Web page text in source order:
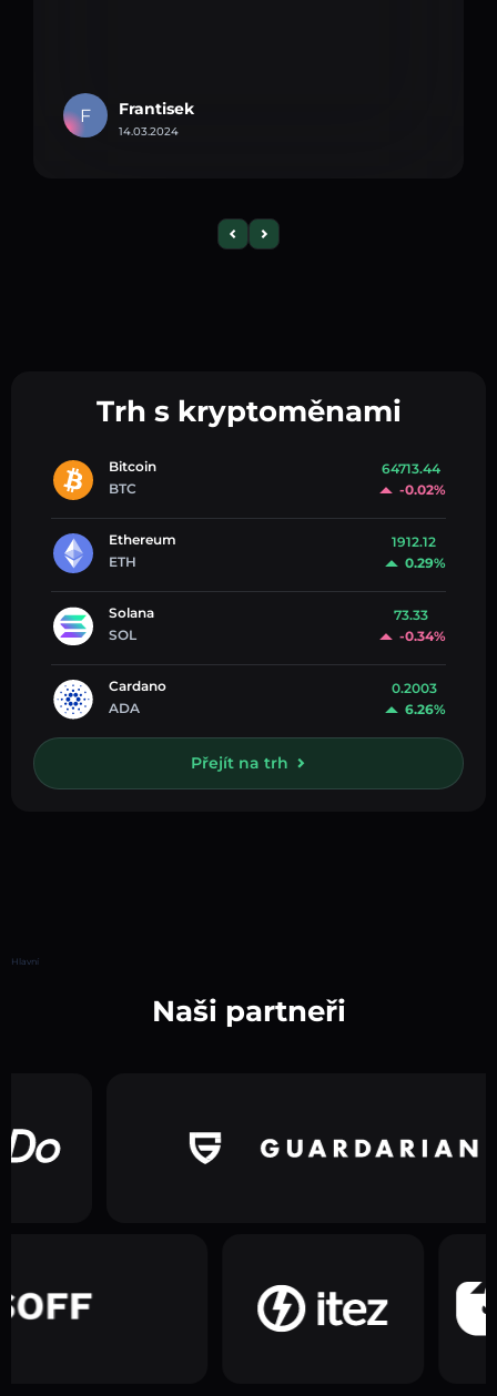
F Frantisek
14.03.2024
Trh s kryptoměnami
Bitcoin
BTC
64713.44
-0.02%
Ethereum
ETH
1912.12
0.29%
Solana
SOL
73.33
-0.34%
Cardano
ADA
0.2003
6.26%
Přejít na trh
Hlavní
Naši partneři